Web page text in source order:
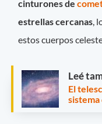
cinturones de
estrellas cercanas ,
estos cuerpos
Leé
El
sistema